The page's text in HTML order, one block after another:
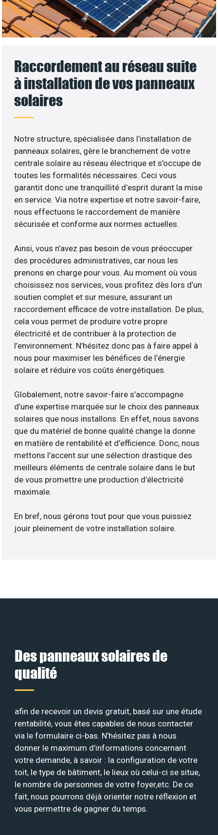
Raccordement au réseau suite
à installation de vos panneaux
solaires
Notre structure, spécialisée dans l’installation de
panneaux solaires, gère le branchement de votre
centrale solaire au réseau électrique et s’occupe de
toutes les formalités nécessaires. Ceci vous
garantit donc une tranquillité d’esprit durant la mise
en service. Via notre expertise et notre savoir-faire,
nous effectuons le raccordement de manière
sécurisée et conforme aux normes actuelles.
Ainsi, vous n’avez pas besoin de vous préoccuper
des procédures administratives, car nous les
prenons en charge pour vous. Au moment où vous
choisissez nos services, vous profitez dès lors d’un
soutien complet et sur mesure, assurant un
raccordement efficace de votre installation. De plus,
cela vous permet de produire votre propre
électricité et de contribuer à la protection de
l’environnement. N’hésitez donc pas à faire appel à
nous pour maximiser les bénéfices de l’énergie
solaire et réduire vos coûts énergétiques.
Globalement, notre savoir-faire s’accompagne
d’une expertise marquée sur le choix des panneaux
solaires que nous installons. En effet, nous savons
que du matériel de bonne qualité change la donne
en matière de rentabilité et d’efficience. Donc, nous
mettons l’accent sur une sélection drastique des
meilleurs éléments de centrale solaire dans le but
de vous promettre une production d’électricité
maximale.
En bref, nous gérons tout pour que vous puissiez
jouir pleinement de votre installation solaire.
Des panneaux solaires de
qualité
afin de recevoir un devis gratuit, basé sur une étude
rentabilité, vous êtes capables de nous contacter
via le formulaire ci-bas. N’hésitez pas à nous
donner le maximum d’informations concernant
votre demande, à savoir : la configuration de votre
toit, le type de bâtiment, le lieux où celui-ci se situe,
le nombre de personnes de votre foyer,etc. De ce
fait, nous pourrons déjà orienter notre réflexion et
vous permettre de gagner du temps.